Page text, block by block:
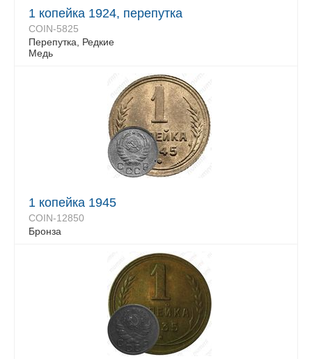
1 копейка 1924, перепутка
COIN-5825
Перепутка, Редкие
Медь
1 копейка 1945
COIN-12850
Бронза